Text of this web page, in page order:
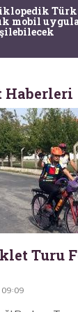
mobil
Haberleri
Turu
09:09